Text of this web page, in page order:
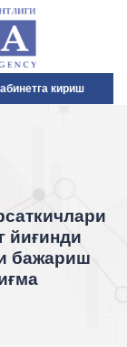
кириш
йиғинди
бажариш